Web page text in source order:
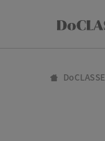
DoCLASSE